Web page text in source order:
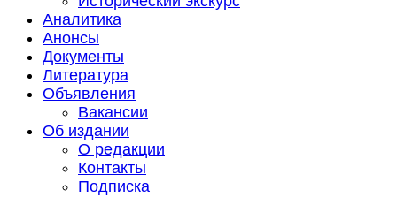
Аналитика
Анонсы
Документы
Литература
Объявления
Вакансии
Об издании
О редакции
Контакты
Подписка